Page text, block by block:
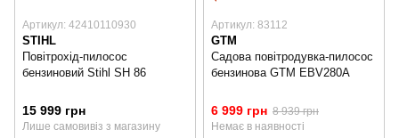
Артикул: 42410110930
STIHL
Повітрохід-пилосос
бензиновий Stihl SH 86
15 999 грн
Лише самовивіз з магазину
Артикул: 83112
GTM
Садова повітродувка-пилосос
бензинова GTM EBV280A
6 999 грн 8 939 грн
Немає в наявності